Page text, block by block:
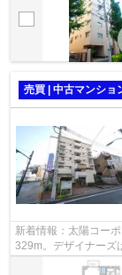
売買 | 中古マンショ
新着情報：太陽コー
329m。デザイナーズ
す。共有部分も清潔